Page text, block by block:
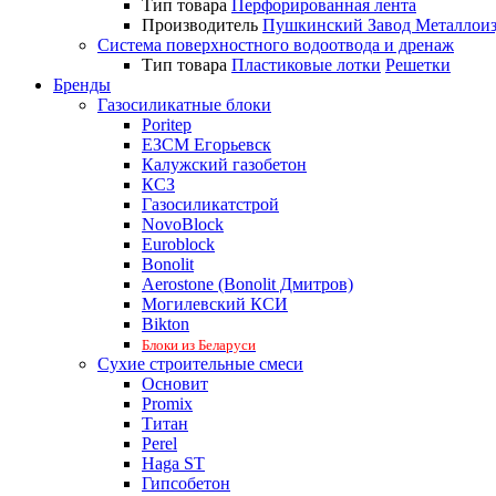
Тип товара Перфорированная лента
Производитель Пушкинский Завод
Система поверхностного водоотвода и дренаж
Тип товара Пластиковые лотки Решетки
Бренды
Газосиликатные блоки
Poritep
ЕЗСМ Егорьевск
Калужский газобетон
КСЗ
Газосиликатстрой
NovoBlock
Euroblock
Bonolit
Aerostone (Bonolit Дмитров)
Могилевский КСИ
Bikton
Блоки из Беларуси
Сухие строительные смеси
Основит
Promix
Титан
Perel
Haga ST
Гипсобетон